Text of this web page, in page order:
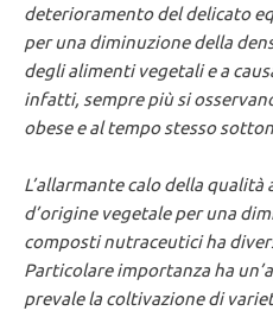
deterioramento del delicato
per una diminuzione della
degli alimenti vegetali e a
infatti, sempre più si
obese e al tempo stesso
L’allarmante calo della
d’origine vegetale per una
composti nutraceutici ha
Particolare importanza ha
prevale la coltivazione di